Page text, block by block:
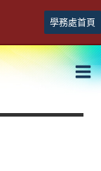
學務處首頁